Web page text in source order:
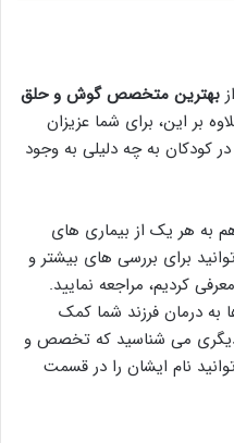
بهترین متخصص گوش و حلق
بر این، برای شما عزیزان
کودکان به چه دلیلی به وجود
به هر یک از بیماری های
برای بررسی های بیشتر و
کردیم، مراجعه نمایید.
به درمان فرزند شما کمک
می شناسید که تخصص و
نام ایشان را در قسمت